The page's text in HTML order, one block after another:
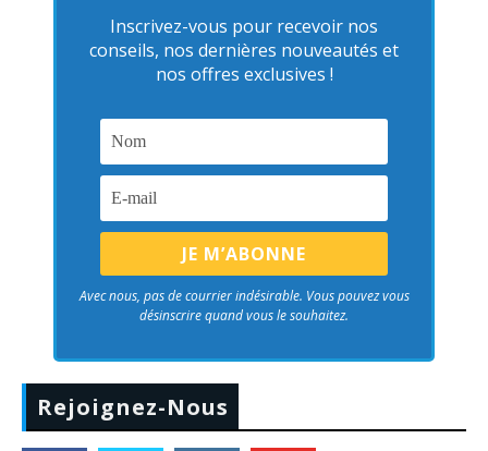
Inscrivez-vous pour recevoir nos
conseils, nos dernières nouveautés et
nos offres exclusives !
Avec nous, pas de courrier indésirable. Vous pouvez vous
désinscrire quand vous le souhaitez.
Rejoignez-Nous